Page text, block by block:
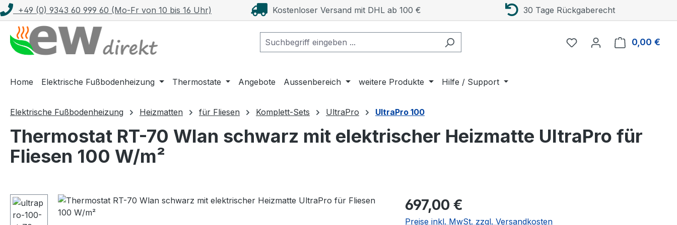
Hauptinhalt springen
Zur Suche springen
Zur Hauptnavigation springen
+49 (0) 9343 60 999 60 (Mo-Fr von 10 bis 16 Uhr) Kostenloser Versand mit DHL ab 100 € 30 Tage Rückgaberecht
0,00 €
Home Elektrische Fußbodenheizung Thermostate Angebote Aussenbereich weitere Produkte Hilfe / Support
Elektrische Fußbodenheizung Heizmatten für Fliesen Komplett-Sets UltraPro UltraPro 100
Thermostat RT-70 Wlan schwarz mit elektrischer Heizmatte UltraPro für
Fliesen 100 W/m²
Bildergalerie überspringen Regulärer Preis:
697,00 €
Preise inkl. MwSt. zzgl. Versandkosten